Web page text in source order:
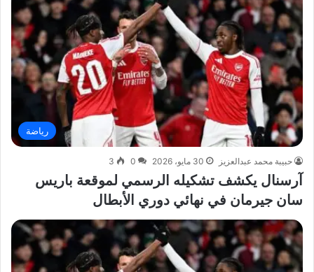
رياضة
حبيبة محمد عبدالعزيز 30 مايو، 2026 0
3
آرسنال يكشف تشكيله الرسمي لموقعة باريس
سان جيرمان في نهائي دوري الأبطال